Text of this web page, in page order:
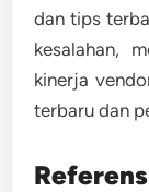
dan tips
kesalahan,
kinerja
terbaru dan